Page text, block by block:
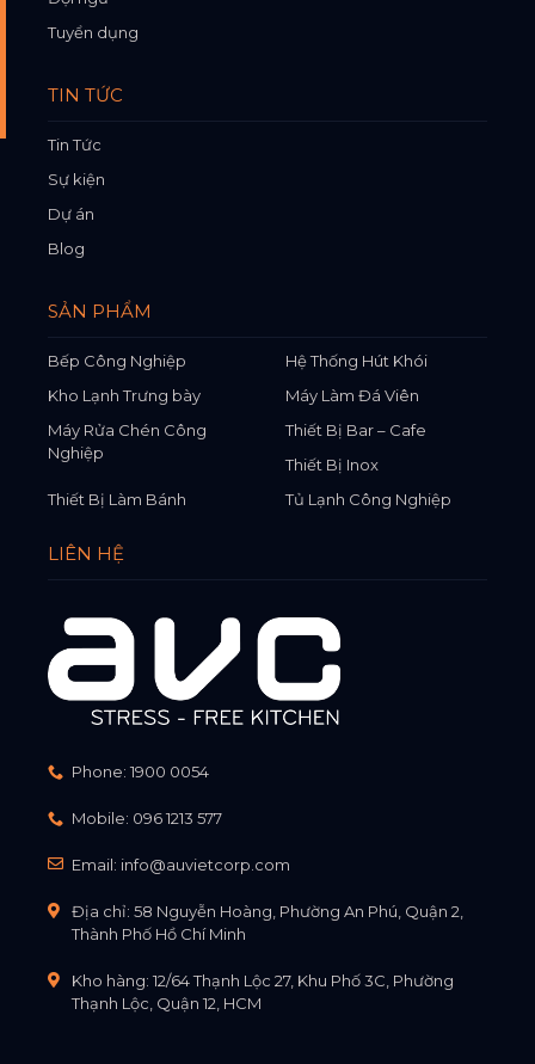
Tuyển dụng
TIN TỨC
Tin Tức
Sự kiện
Dự án
Blog
SẢN PHẨM
Bếp Công Nghiệp
Hệ Thống Hút Khói
Kho Lạnh Trưng bày
Máy Làm Đá Viên
Máy Rửa Chén Công
Nghiệp
Thiết Bị Bar – Cafe
Thiết Bị Inox
Thiết Bị Làm Bánh
Tủ Lạnh Công Nghiệp
LIÊN HỆ
Phone: 1900 0054
Mobile: 096 1213 577
Email: info@auvietcorp.com
Địa chỉ: 58 Nguyễn Hoàng, Phường An Phú, Quận 2,
Thành Phố Hồ Chí Minh
Kho hàng: 12/64 Thạnh Lộc 27, Khu Phố 3C, Phường
Thạnh Lộc, Quận 12, HCM